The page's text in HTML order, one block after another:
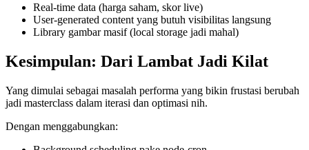
Real-time data (harga saham, skor live)
User-generated content yang butuh visibilitas langsung
Library gambar masif (local storage jadi mahal)
Kesimpulan: Dari Lambat Jadi Kilat
Yang dimulai sebagai masalah performa yang bikin frustasi berubah
jadi masterclass dalam iterasi dan optimasi nih.
Dengan menggabungkan: